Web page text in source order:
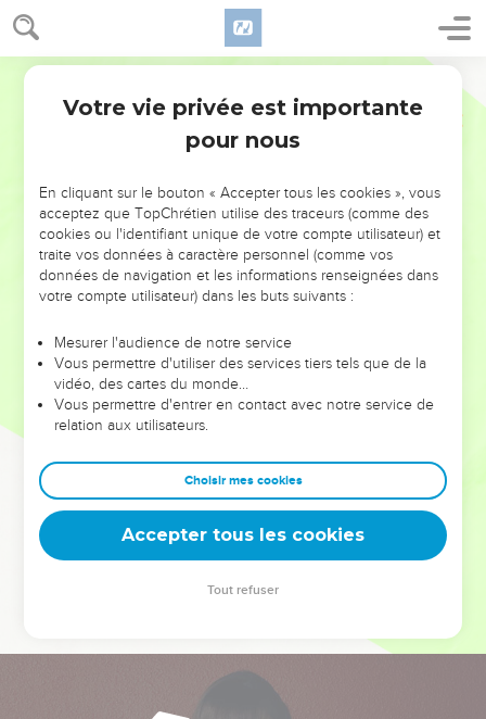
NE MANQUEZ PAS L’ÉVÉNEMENT
DE L’ANNÉE !
ET SI LEURS ERREURS POUVAIENT VOUS ÉVITER LES
VOTRES ?
leur foi ou leur vision. Mais on voit moins les doutes, les erreurs
et les saisons difficiles qu'ils ont traversés, alors même que ce
sont elles qui les ont façonnés.
Dans cette conférence, leaders, entrepreneurs, et responsables
clés pour avancer avec plus de sagesse afin que leurs erreurs
deviennent vos tremplins. Que vous guidiez un ministère, une
équipe, un groupe ou une famille, leur expérience est faite
Votre vie privée est importante
pour nous
En cliquant sur le bouton « Accepter tous les cookies », vous
acceptez que TopChrétien utilise des traceurs (comme des
cookies ou l'identifiant unique de votre compte utilisateur) et
traite vos données à caractère personnel (comme vos
données de navigation et les informations renseignées dans
votre compte utilisateur) dans les buts suivants :
Mesurer l'audience de notre service
Vous permettre d'utiliser des services tiers tels que de la
vidéo, des cartes du monde…
Vous permettre d'entrer en contact avec notre service de
relation aux utilisateurs.
Choisir mes cookies
Accepter tous les cookies
Tout refuser